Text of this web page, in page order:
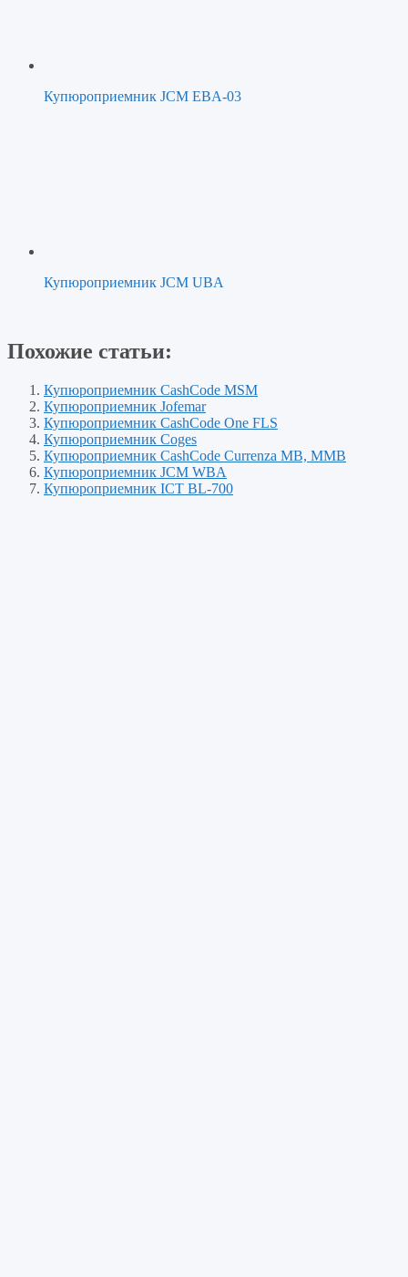
Купюроприемник JCM EBA-03
Купюроприемник JCM UBA
Похожие статьи:
Купюроприемник CashCode MSM
Купюроприемник Jofemar
Купюроприемник CashCode One FLS
Купюроприемник Coges
Купюроприемник CashCode Currenza MB, MMB
Купюроприемник JCM WBA
Купюроприемник ICT BL-700